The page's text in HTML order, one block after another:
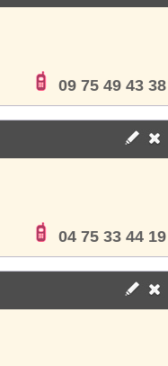
09 75 49 43 38
04 75 33 44 19